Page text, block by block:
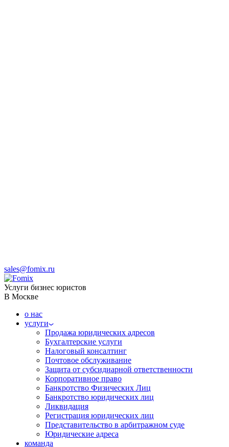
sales@fomix.ru
Услуги бизнес юристов
В Москве
о нас
услуги
Продажа юридических адресов
Бухгалтерские услуги
Налоговый консалтинг
Почтовое обслуживание
Защита от субсидиарной ответственности
Корпоративное право
Банкротство Физических Лиц
Банкротство юридических лиц
Ликвидация
Регистрация юридических лиц
Представительство в арбитражном суде
Юридические адреса
команда